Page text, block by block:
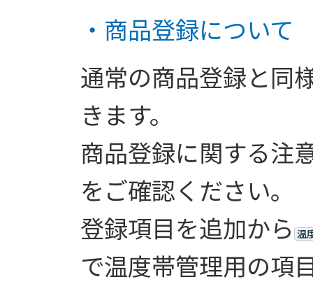
・商品登録について
通常の商品登録と同
きます。
商品登録に関する注
をご確認ください。
登録項目を追加から 温
で温度帯管理用の項